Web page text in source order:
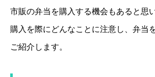
市販の弁当を購入する機会もあると思い
購入を際にどんなことに注意し、弁当
ご紹介します。